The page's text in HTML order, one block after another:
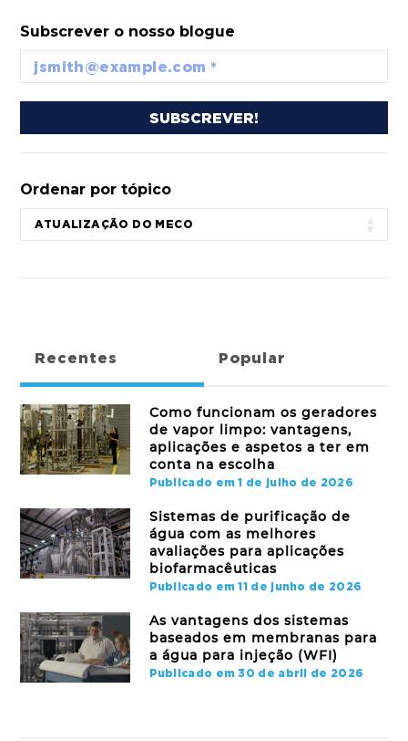
Subscrever o nosso blogue
Ordenar por tópico
Recentes Popular
Como funcionam os geradores
de vapor limpo: vantagens,
aplicações e aspetos a ter em
conta na escolha
Publicado em 1 de julho de 2026
Sistemas de purificação de
água com as melhores
avaliações para aplicações
biofarmacêuticas
Publicado em 11 de junho de 2026
As vantagens dos sistemas
baseados em membranas para
a água para injeção (WFI)
Publicado em 30 de abril de 2026